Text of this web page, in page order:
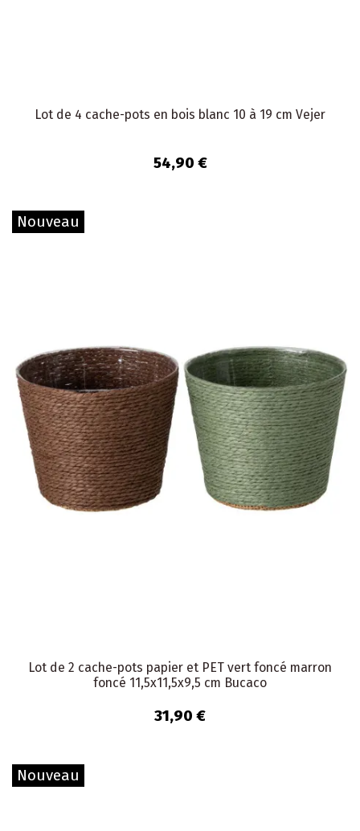
Lot de 4 cache-pots en bois blanc 10 à 19 cm Vejer
54,90 €
Nouveau
Lot de 2 cache-pots papier et PET vert foncé marron
foncé 11,5x11,5x9,5 cm Bucaco
31,90 €
Nouveau